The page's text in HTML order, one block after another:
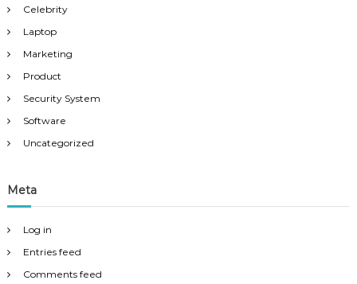
Celebrity
Laptop
Marketing
Product
Security System
Software
Uncategorized
Meta
Log in
Entries feed
Comments feed